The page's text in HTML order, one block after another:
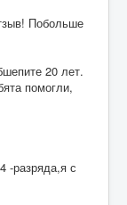
Побольше
20 лет.
помогли,
-разряда,я с